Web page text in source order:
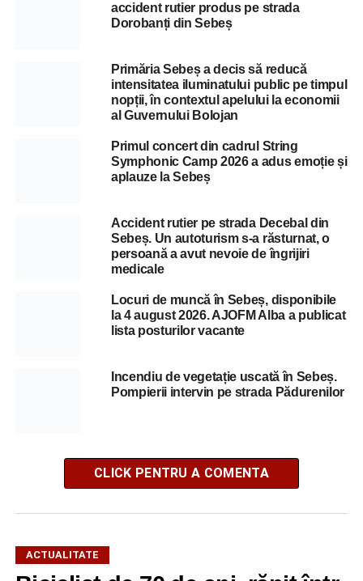
accident rutier produs pe strada
Dorobanți din Sebeș
Primăria Sebeș a decis să reducă
intensitatea iluminatului public pe timpul
nopții, în contextul apelului la economii
al Guvernului Bolojan
Primul concert din cadrul String
Symphonic Camp 2026 a adus emoție și
aplauze la Sebeș
Accident rutier pe strada Decebal din
Sebeș. Un autoturism s-a răsturnat, o
persoană a avut nevoie de îngrijiri
medicale
Locuri de muncă în Sebeș, disponibile
la 4 august 2026. AJOFM Alba a publicat
lista posturilor vacante
Incendiu de vegetație uscată în Sebeș.
Pompierii intervin pe strada Pădurenilor
CLICK PENTRU A COMENTA
ACTUALITATE